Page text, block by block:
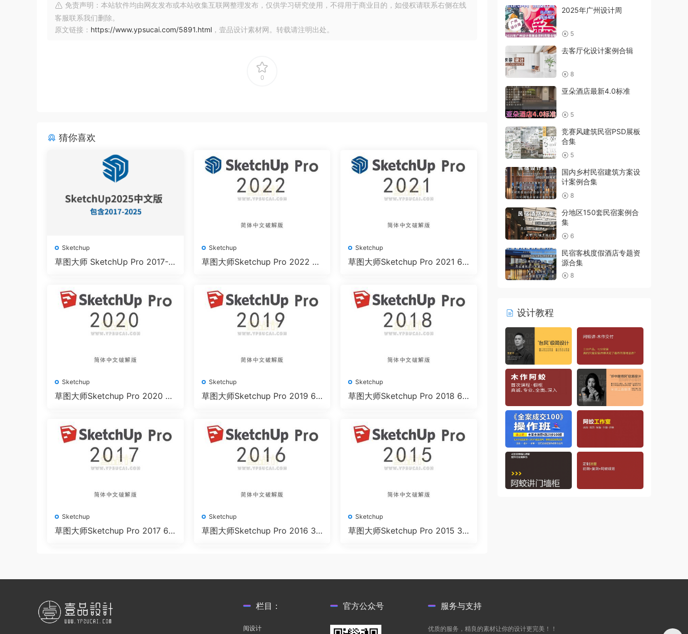
免责声明：本站软件均由网友发布或本站收集互联网整理发布，仅供学习研究使用，不得用于商业目的，如侵权请联系右侧在线
客服联系我们删除。
原文链接： https://www.ypsucai.com/5891.html ，壹品设计素材网。转载请注明出处。
0
猜你喜欢
Sketchup
草图大师 SketchUp Pro 2017-2
Sketchup
草图大师Sketchup Pro 2022 64
Sketchup
草图大师Sketchup Pro 2021 64
Sketchup
草图大师Sketchup Pro 2020 64
Sketchup
草图大师Sketchup Pro 2019 64
Sketchup
草图大师Sketchup Pro 2018 64
Sketchup
草图大师Sketchup Pro 2017 64
Sketchup
草图大师Sketchup Pro 2016 32
Sketchup
草图大师Sketchup Pro 2015 32
2025年广州设计周
5
去客厅化设计案例合辑
8
亚朵酒店最新4.0标准
5
竞赛风建筑民宿PSD展板
合集
5
国内乡村民宿建筑方案设
计案例合集
8
分地区150套民宿案例合
集
6
民宿客栈度假酒店专题资
源合集
8
设计教程
栏目：
阅设计
官方公众号 服务与支持
优质的服务，精良的素材让你的设计更完美！！